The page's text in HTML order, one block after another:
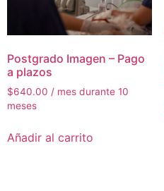
Postgrado Imagen – Pago
a plazos
$640.00 / mes durante 10
meses
Añadir al carrito